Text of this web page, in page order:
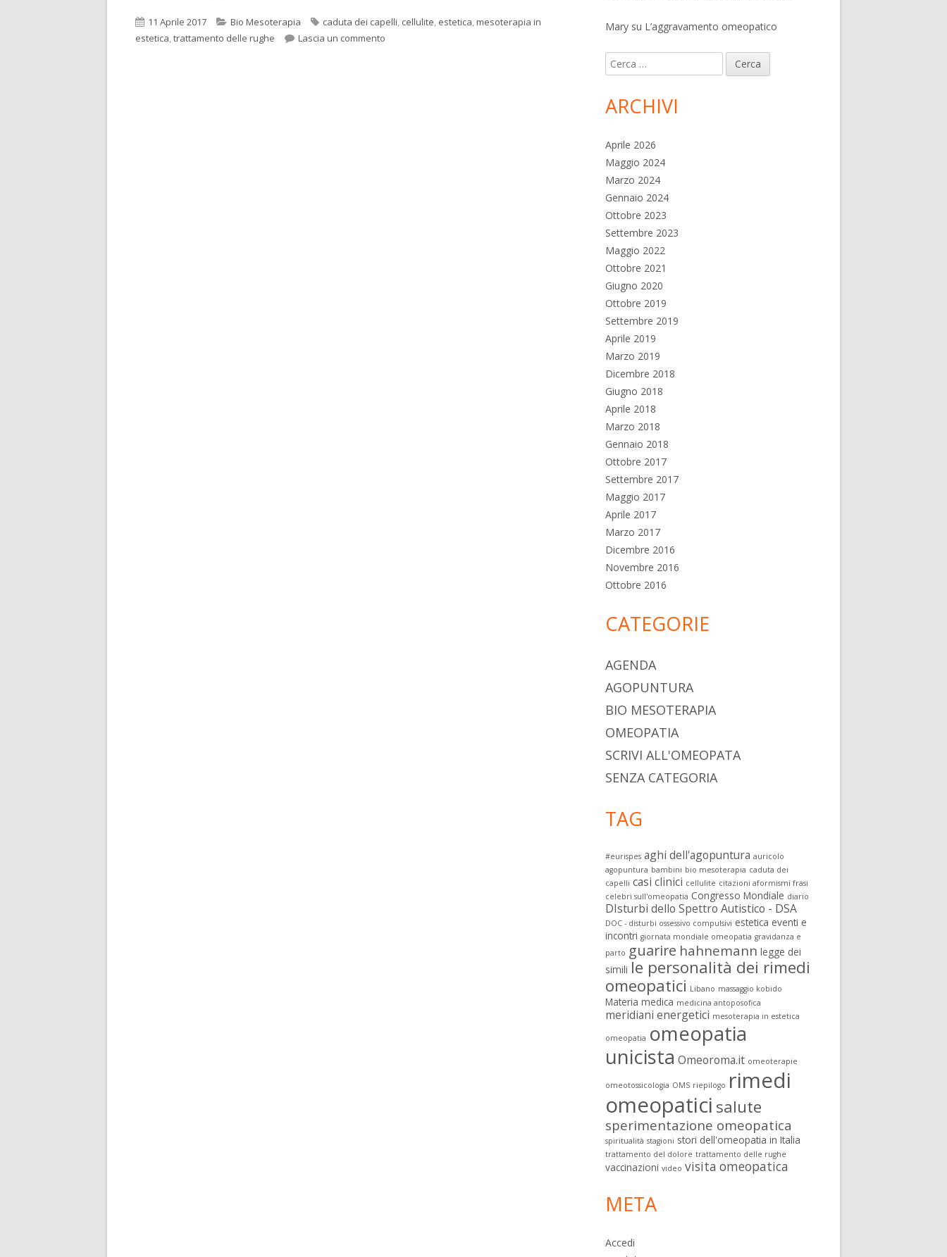
Pubblicato
11 Aprile 2017 Categorie
Bio Mesoterapia Tag
caduta dei capelli, cellulite, estetica,mesoterapia in
estetica,trattamento delle rughe Lascia un commento per Bio mesoterapia e trattamenti estetici: contro le rughe, contro la cellulite, contro la caduta dei capelli
Mary su L’aggravamento omeopatico
Ricerca
per:
ARCHIVI
Aprile 2026
Maggio 2024
Marzo 2024
Gennaio 2024
Ottobre 2023
Settembre 2023
Maggio 2022
Ottobre 2021
Giugno 2020
Ottobre 2019
Settembre 2019
Aprile 2019
Marzo 2019
Dicembre 2018
Giugno 2018
Aprile 2018
Marzo 2018
Gennaio 2018
Ottobre 2017
Settembre 2017
Maggio 2017
Aprile 2017
Marzo 2017
Dicembre 2016
Novembre 2016
Ottobre 2016
CATEGORIE
AGENDA
AGOPUNTURA
BIO MESOTERAPIA
OMEOPATIA
SCRIVI ALL'OMEOPATA
SENZA CATEGORIA
TAG
#eurispes aghi dell'agopuntura auricolo
agopuntura bambini bio mesoterapia caduta dei
capelli casi clinici cellulite citazioni aformismi frasi
celebri sull'omeopatia Congresso Mondiale diario
DIsturbi dello Spettro Autistico - DSA
DOC - disturbi ossessivo compulsivi estetica eventi e
incontri giornata mondiale omeopatia gravidanza e
parto guarire hahnemann legge dei
simili le personalità dei rimedi
omeopatici Libano massaggio kobido
Materia medica medicina antoposofica
meridiani energetici mesoterapia in estetica
omeopatia omeopatia
unicista Omeoroma.it omeoterapie
omeotossicologia OMS riepilogo rimedi
omeopatici salute
sperimentazione omeopatica
spiritualità stagioni stori dell'omeopatia in Italia
trattamento del dolore trattamento delle rughe
vaccinazioni video visita omeopatica
META
Accedi